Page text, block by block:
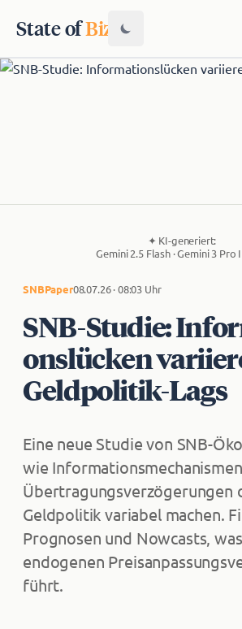
State ofBiz
✦ KI-generiert:
Gemini 2.5 Flash · Gemini 3 Pro
SNBPaper08.07.26 · 08:03 Uhr
SNB-Studie:
ons­lü­cken
Geldpolitik-Lags
Eine neue Studie von SNB-
wie
Übertragungsverzögerungen
Geldpolitik variabel machen.
Prognosen und Nowcasts,
endogenen
führt.